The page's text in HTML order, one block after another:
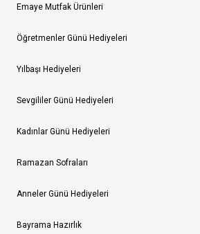
Emaye Mutfak Ürünleri
Öğretmenler Günü Hediyeleri
Yılbaşı Hediyeleri
Sevgililer Günü Hediyeleri
Kadınlar Günü Hediyeleri
Ramazan Sofraları
Anneler Günü Hediyeleri
Bayrama Hazırlık